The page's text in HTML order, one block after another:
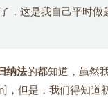
，这是我自己平时做
纳法的都知道，虽然
，但是，我们得知